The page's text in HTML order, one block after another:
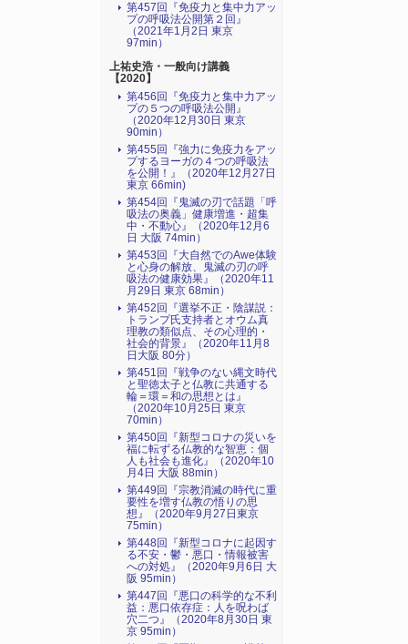
第457回『免疫力と集中力アッ
プの呼吸法公開第２回』
（2021年1月2日 東京
97min）
上祐史浩・一般向け講義
【2020】
第456回『免疫力と集中力アッ
プの５つの呼吸法公開』
（2020年12月30日 東京
90min）
第455回『強力に免疫力をアッ
プするヨーガの４つの呼吸法
を公開！』（2020年12月27日
東京 66min)
第454回『鬼滅の刃で話題「呼
吸法の奥義」健康増進・超集
中・不動心』（2020年12月6
日 大阪 74min）
第453回『大自然でのAwe体験
と心身の解放、鬼滅の刃の呼
吸法の健康効果』（2020年11
月29日 東京 68min）
第452回『選挙不正・陰謀説：
トランプ氏支持者とオウム真
理教の類似点、その心理的・
社会的背景』（2020年11月8
日大阪 80分）
第451回『戦争のない縄文時代
と聖徳太子と仏教に共通する
輪＝環＝和の思想とは』
（2020年10月25日 東京
70min）
第450回『新型コロナの災いを
福に転ずる仏教的な智恵：個
人も社会も進化』（2020年10
月4日 大阪 88min）
第449回『宗教消滅の時代に重
要性を増す仏教の悟りの思
想』（2020年9月27日東京
75min）
第448回『新型コロナに起因す
る不安・鬱・悪口・情報被害
への対処』（2020年9月6日 大
阪 95min）
第447回『悪口の科学的な不利
益：悪口依存症：人を呪わば
穴二つ』（2020年8月30日 東
京 95min）